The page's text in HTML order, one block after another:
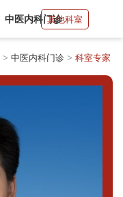
中医内科门诊其他科室
> 中医内科门诊 > 科室专家